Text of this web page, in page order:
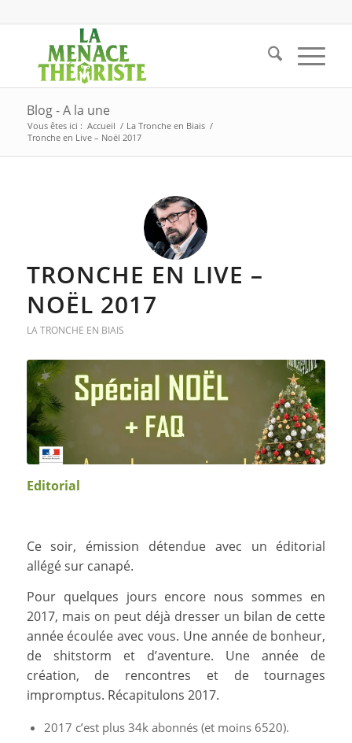
Blog - A la une
Vous êtes ici : Accueil / La Tronche en Biais /
Tronche en Live – Noël 2017
TRONCHE EN LIVE –
NOËL 2017
LA TRONCHE EN BIAIS
Editorial
Ce soir, émission détendue avec un éditorial
allégé sur canapé.
Pour quelques jours encore nous sommes en
2017, mais on peut déjà dresser un bilan de cette
année écoulée avec vous. Une année de bonheur,
de shitstorm et d’aventure. Une année de
création, de rencontres et de tournages
impromptus. Récapitulons 2017.
2017 c’est plus 34k abonnés (et moins 6520).